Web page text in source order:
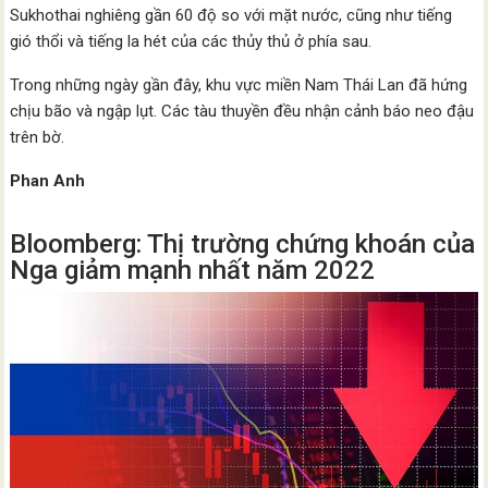
Sukhothai nghiêng gần 60 độ so với mặt nước, cũng như tiếng
gió thổi và tiếng la hét của các thủy thủ ở phía sau.
Trong những ngày gần đây, khu vực miền Nam Thái Lan đã hứng
chịu bão và ngập lụt. Các tàu thuyền đều nhận cảnh báo neo đậu
trên bờ.
Phan Anh
Bloomberg: Thị trường chứng khoán của
Nga giảm mạnh nhất năm 2022